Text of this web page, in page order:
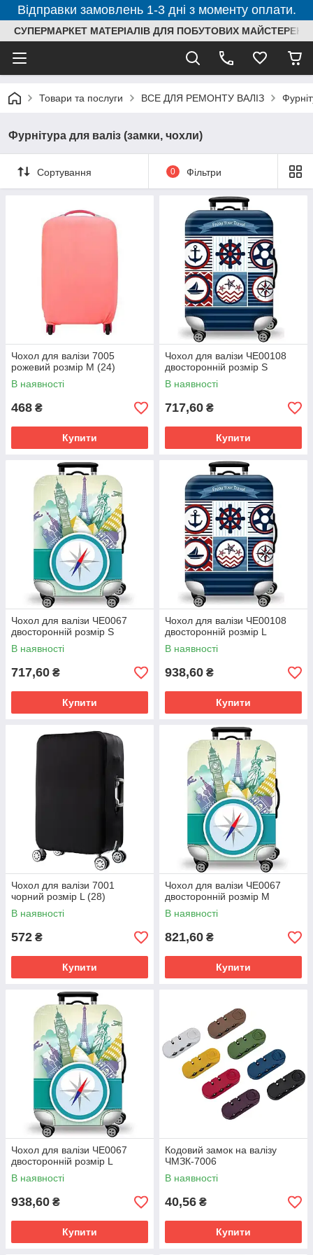
Відправки замовлень 1-3 дні з моменту оплати.
СУПЕРМАРКЕТ МАТЕРІАЛІВ ДЛЯ ПОБУТОВИХ МАЙСТЕРЕНЬ
Товари та послуги ВСЕ ДЛЯ РЕМОНТУ ВАЛІЗ
Фурнітура для валіз (замки, чохли)
Сортування 0 Фільтри
Чохол для валізи 7005
рожевий розмір M (24)
В наявності
468 ₴
Купити
Чохол для валізи ЧE00108
двосторонній розмір S
В наявності
717,60 ₴
Купити
Чохол для валізи ЧE0067
двосторонній розмір S
В наявності
717,60 ₴
Купити
Чохол для валізи ЧE00108
двосторонній розмір L
В наявності
938,60 ₴
Купити
Чохол для валізи 7001
чорний розмір L (28)
В наявності
572 ₴
Купити
Чохол для валізи ЧЕ0067
двосторонній розмір M
В наявності
821,60 ₴
Купити
Чохол для валізи ЧE0067
двосторонній розмір L
В наявності
938,60 ₴
Купити
Кодовий замок на валізу
ЧМЗК-7006
В наявності
40,56 ₴
Купити